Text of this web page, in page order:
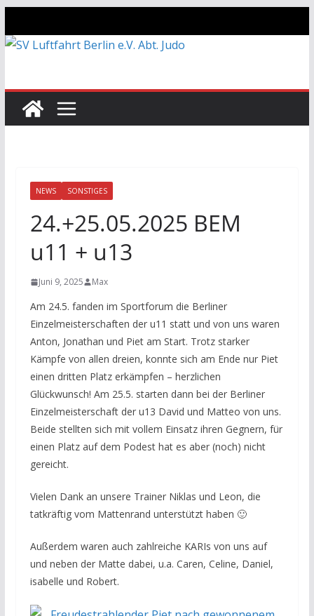
Inhalt
NEWS SONSTIGES
24.+25.05.2025 BEM
u11 + u13
Juni 9, 2025 Max
Am 24.5. fanden im Sportforum die Berliner
Einzelmeisterschaften der u11 statt und von uns waren
Anton, Jonathan und Piet am Start. Trotz starker
Kämpfe von allen dreien, konnte sich am Ende nur Piet
einen dritten Platz erkämpfen – herzlichen
Glückwunsch! Am 25.5. starten dann bei der Berliner
Einzelmeisterschaft der u13 David und Matteo von uns.
Beide stellten sich mit vollem Einsatz ihren Gegnern, für
einen Platz auf dem Podest hat es aber (noch) nicht
gereicht.
Vielen Dank an unsere Trainer Niklas und Leon, die
tatkräftig vom Mattenrand unterstützt haben 🙂
Außerdem waren auch zahlreiche KARIs von uns auf
und neben der Matte dabei, u.a. Caren, Celine, Daniel,
isabelle und Robert.